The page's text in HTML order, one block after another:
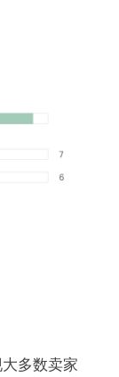
多数卖家